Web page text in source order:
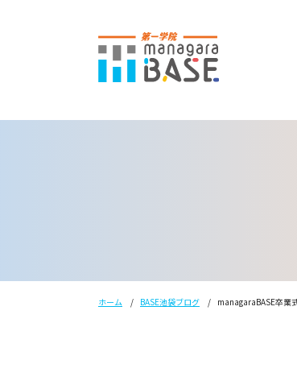
ホーム BASE池袋ブログ managaraBASE卒業